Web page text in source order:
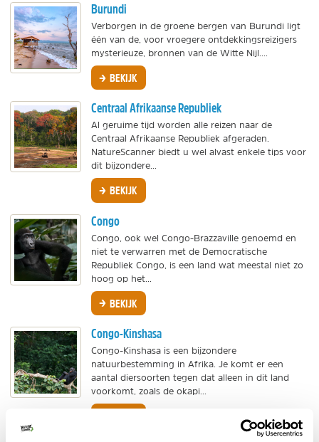
Burundi
Verborgen in de groene bergen van Burundi ligt
één van de, voor vroegere ontdekkingsreizigers
mysterieuze, bronnen van de Witte Nijl....
BEKIJK
Centraal Afrikaanse Republiek
Al geruime tijd worden alle reizen naar de
Centraal Afrikaanse Republiek afgeraden.
NatureScanner biedt u wel alvast enkele tips voor
dit bijzondere...
BEKIJK
Congo
Congo, ook wel Congo-Brazzaville genoemd en
niet te verwarren met de Democratische
Republiek Congo, is een land wat meestal niet zo
hoog op het...
BEKIJK
Congo-Kinshasa
Congo-Kinshasa is een bijzondere
natuurbestemming in Afrika. Je komt er een
aantal diersoorten tegen dat alleen in dit land
voorkomt, zoals de okapi...